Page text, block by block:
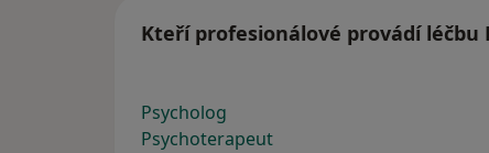
Kteří profesionálové provádí léčbu
Psycholog
Psychoterapeut